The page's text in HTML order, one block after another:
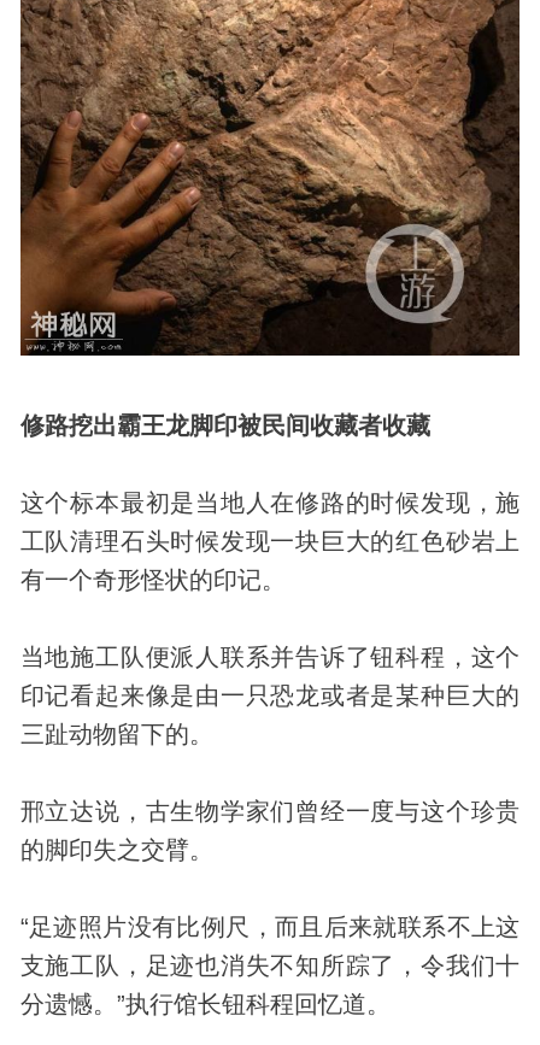
修路挖出霸王龙脚印被民间收藏者收藏
这个标本最初是当地人在修路的时候发现，施
工队清理石头时候发现一块巨大的红色砂岩上
有一个奇形怪状的印记。
当地施工队便派人联系并告诉了钮科程，这个
印记看起来像是由一只恐龙或者是某种巨大的
三趾动物留下的。
邢立达说，古生物学家们曾经一度与这个珍贵
的脚印失之交臂。
“足迹照片没有比例尺，而且后来就联系不上这
支施工队，足迹也消失不知所踪了，令我们十
分遗憾。”执行馆长钮科程回忆道。